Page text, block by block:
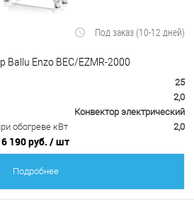
Под заказ (10-12 дней)
Ballu Enzo BEC/EZMR-2000
25
2,0
Конвектор электрический
обогреве кВт
2,0
6 190 руб. / шт
Подробнее